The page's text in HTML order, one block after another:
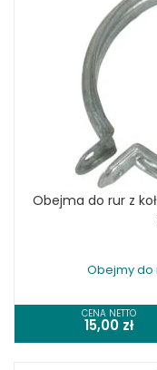
Obejma do rur z
Obejmy do
CENA NETTO
15,00 zł